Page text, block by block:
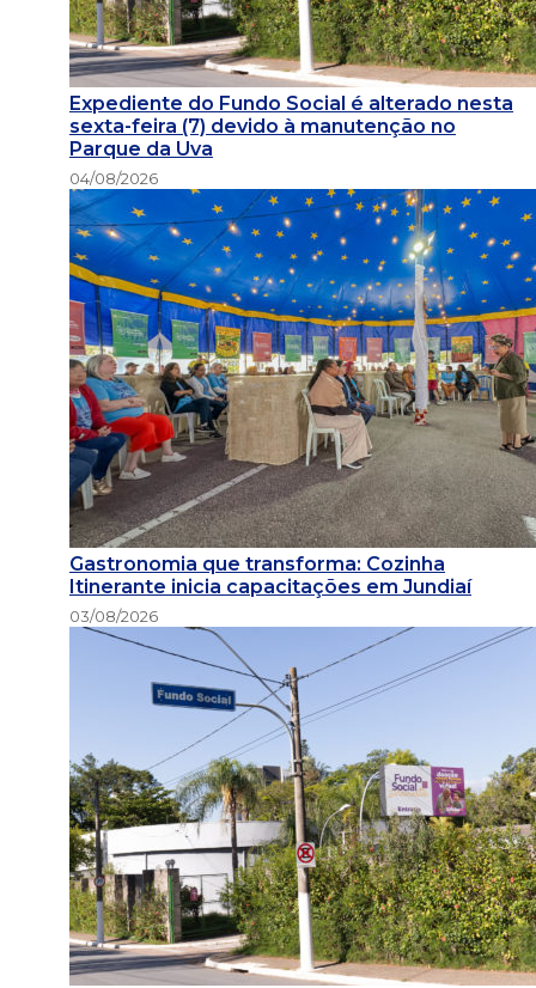
Expediente do Fundo Social é alterado nesta
sexta-feira (7) devido à manutenção no
Parque da Uva
04/08/2026
Gastronomia que transforma: Cozinha
Itinerante inicia capacitações em Jundiaí
03/08/2026